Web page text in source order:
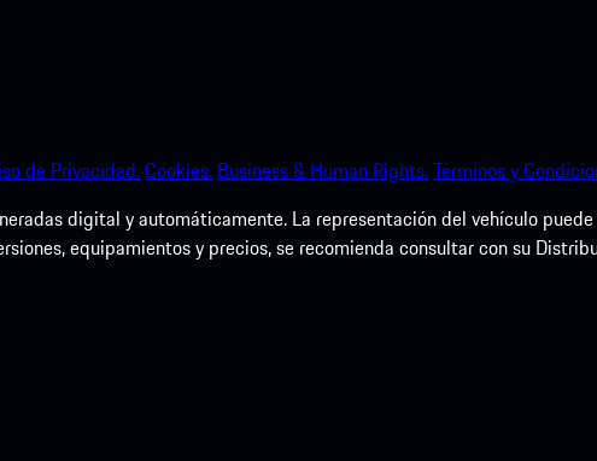
de Privacidad.Cookies. Business & Human Rights.Términos y
digital y automáticamente. La representación del vehículo
equipamientos y precios, se recomienda consultar con su